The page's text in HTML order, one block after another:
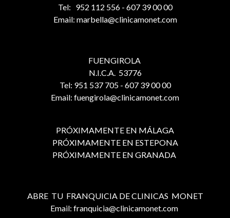
Tel: 952 112 556 - 607 39 00 00
Email: marbella@clinicamonet.com
FUENGIROLA
N.I.C.A. 53776
Tel: 951 537 705 - 607 39 00 00
Email: fuengirola@clinicamonet.com
PRÓXIMAMENTE EN MÁLAGA
PRÓXIMAMENTE EN ESTEPONA
PRÓXIMAMENTE EN GRANADA
ABRE TU FRANQUICIA DE CLINICAS MONET
Email: franquicia@clinicamonet.com